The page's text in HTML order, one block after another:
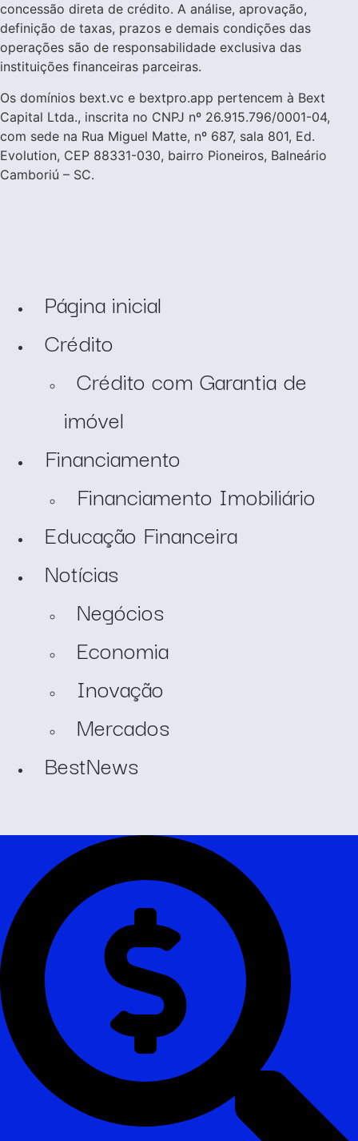
concessão direta de crédito. A análise, aprovação,
definição de taxas, prazos e demais condições das
operações são de responsabilidade exclusiva das
instituições financeiras parceiras.
Os domínios bext.vc e bextpro.app pertencem à Bext
Capital Ltda., inscrita no CNPJ nº 26.915.796/0001-04,
com sede na Rua Miguel Matte, nº 687, sala 801, Ed.
Evolution, CEP 88331-030, bairro Pioneiros, Balneário
Camboriú – SC.
Página inicial
Crédito
Crédito com Garantia de
imóvel
Financiamento
Financiamento Imobiliário
Educação Financeira
Notícias
Negócios
Economia
Inovação
Mercados
BestNews